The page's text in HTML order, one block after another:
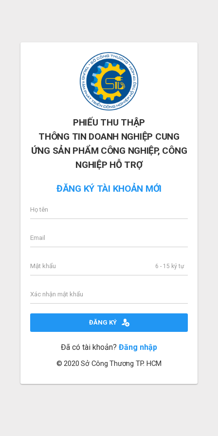
PHIẾU THU THẬP
THÔNG TIN DOANH NGHIỆP CUNG
ỨNG SẢN PHẨM CÔNG NGHIỆP, CÔNG
NGHIỆP HỖ TRỢ
ĐĂNG KÝ TÀI KHOẢN MỚI
6 - 15 ký tự
ĐĂNG KÝ
Đã có tài khoản? Đăng nhập
© 2020 Sở Công Thương TP. HCM